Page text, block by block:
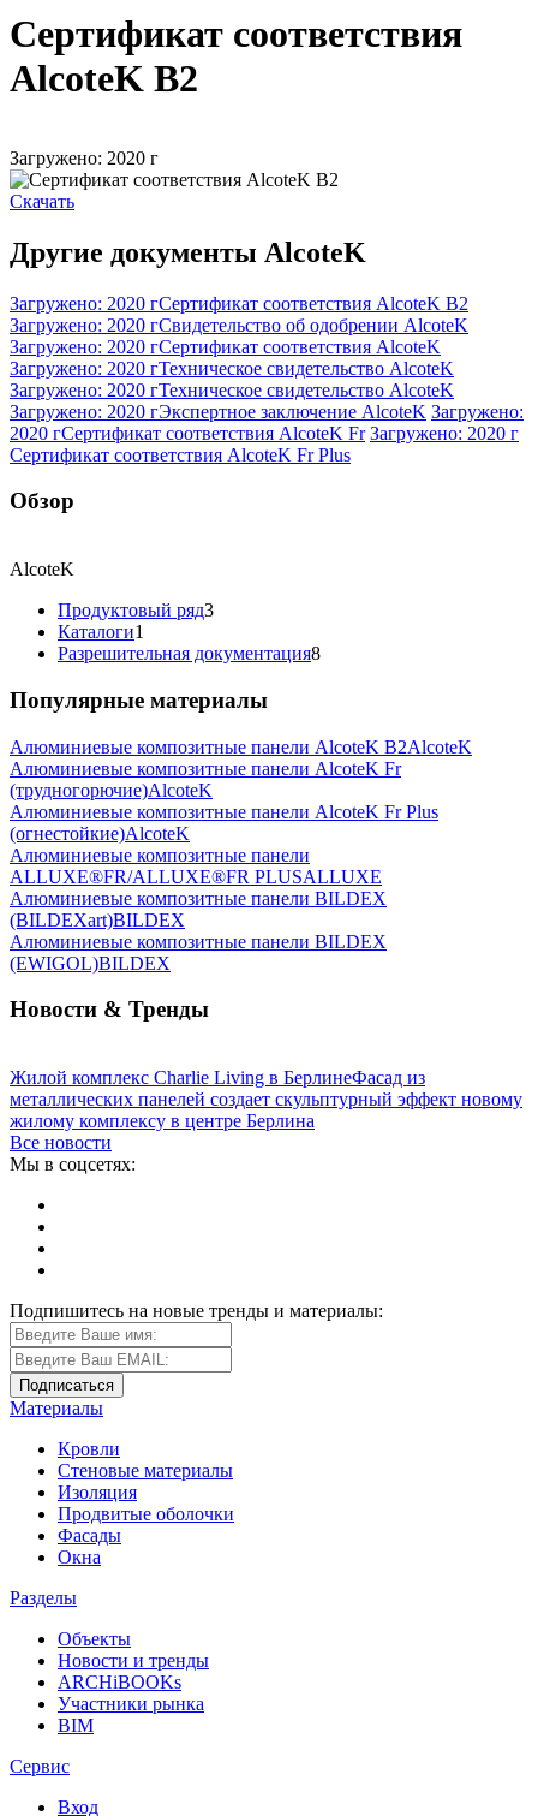
Сертификат соответствия
AlcoteK B2
Загружено: 2020 г
Скачать
Другие документы AlcoteK
Загружено: 2020 гСертификат соответствия AlcoteK B2
Загружено: 2020 гСвидетельство об одобрении AlcoteK
Загружено: 2020 гСертификат соответствия AlcoteK
Загружено: 2020 гТехническое свидетельство AlcoteK
Загружено: 2020 гТехническое свидетельство AlcoteK
Загружено: 2020 гЭкспертное заключение AlcoteK Загружено:
2020 гСертификат соответствия AlcoteK Fr Загружено: 2020 г
Сертификат соответствия AlcoteK Fr Plus
Обзор
AlcoteK
Продуктовый ряд3
Каталоги1
Разрешительная документация8
Популярные материалы
Алюминиевые композитные панели AlcoteK B2AlcoteK
Алюминиевые композитные панели AlcoteK Fr
(трудногорючие)AlcoteK
Алюминиевые композитные панели AlcoteK Fr Plus
(огнестойкие)AlcoteK
Алюминиевые композитные панели
ALLUXE®FR/ALLUXE®FR PLUSALLUXE
Алюминиевые композитные панели BILDEX
(BILDEXart)BILDEX
Алюминиевые композитные панели BILDEX
(EWIGOL)BILDEX
Новости & Тренды
Жилой комплекс Charlie Living в БерлинеФасад из
металлических панелей создает скульптурный эффект новому
жилому комплексу в центре Берлина
Все новости
Мы в соцсетях:
Подпишитесь на новые тренды и материалы:
Материалы
Кровли
Стеновые материалы
Изоляция
Продвитые оболочки
Фасады
Окна
Разделы
Объекты
Новости и тренды
ARCHiBOOKs
Участники рынка
BIM
Сервис
Вход